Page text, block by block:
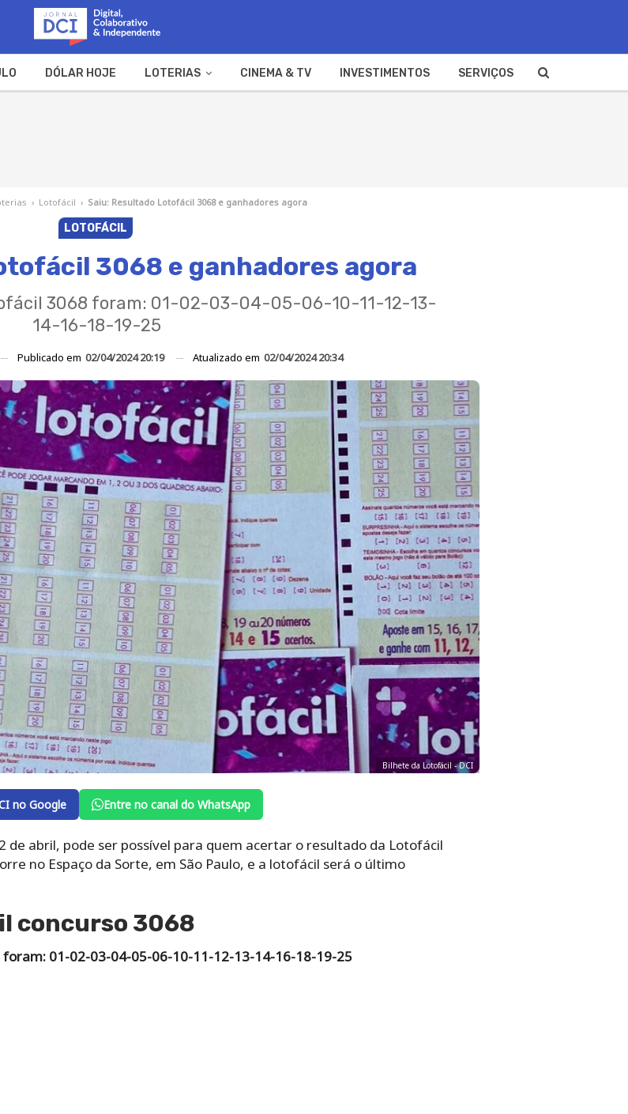
DÓLAR HOJE LOTERIAS CINEMA & TV INVESTIMENTOS SERVIÇOS
› Lotofácil › Saiu: Resultado Lotofácil 3068 e ganhadores agora
LOTOFÁCIL
3068 e ganhadores agora
3068 foram: 01-02-03-04-05-06-10-11-12-13-
14-16-18-19-25
Publicado em 02/04/2024 20:19 Atualizado em 02/04/2024 20:34
Bilhete da Lotofácil - DCI
no Google Entre no canal do WhatsApp
de abril, pode ser possível para quem acertar o resultado da Lotofácil
no Espaço da Sorte, em São Paulo, e a lotofácil será o último
concurso 3068
01-02-03-04-05-06-10-11-12-13-14-16-18-19-25